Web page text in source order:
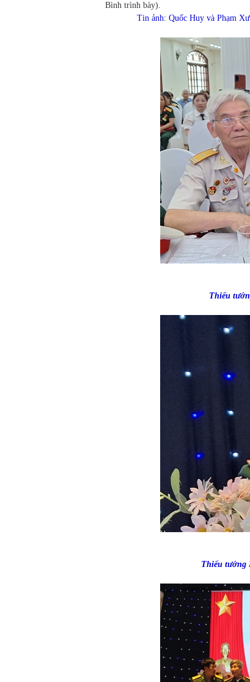
Bình trình bày).
Tin ảnh: Quốc Huy và Phạm
Thiếu
Thiếu tướng